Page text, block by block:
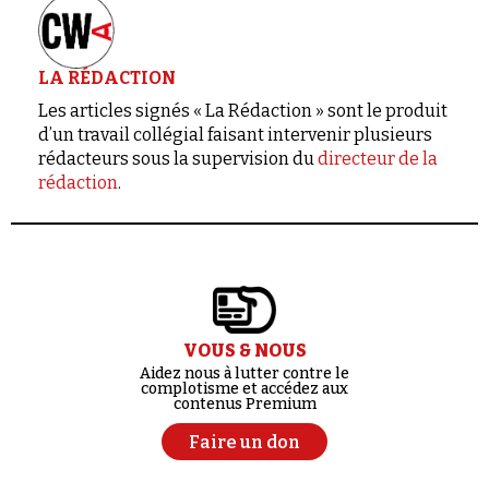
LA RÉDACTION
Les articles signés « La Rédaction » sont le produit
d’un travail collégial faisant intervenir plusieurs
rédacteurs sous la supervision dudirecteur de la
rédaction.
VOUS & NOUS
Aidez nous à lutter contre le
complotisme et accédez aux
contenus Premium
Faire un don